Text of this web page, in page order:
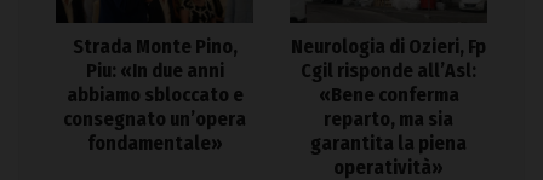
Strada Monte Pino,
Piu: «In due anni
abbiamo sbloccato e
consegnato un’opera
fondamentale»
Neurologia di Ozieri, Fp
Cgil risponde all’Asl:
«Bene conferma
reparto, ma sia
garantita la piena
operatività»